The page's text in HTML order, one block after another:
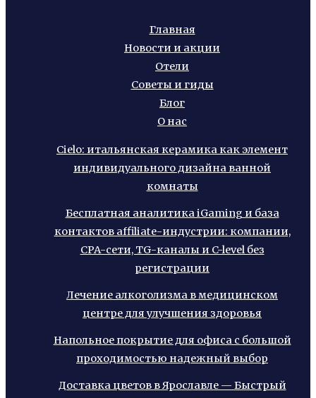
Главная
Новости и акции
Отели
Советы и гиды
Блог
О нас
Cielo: итальянская керамика как элемент
индивидуального дизайна ванной
комнаты
Бесплатная аналитика iGaming и база
контактов affiliate-индустрии: компании,
CPA-сети, TG-каналы и C-level без
регистрации
Лечение алкоголизма в медицинском
центре для улучшения здоровья
Напольное покрытие для офиса с большой
проходимостью надежный выбор
Доставка цветов в Ярославле — Быстрый